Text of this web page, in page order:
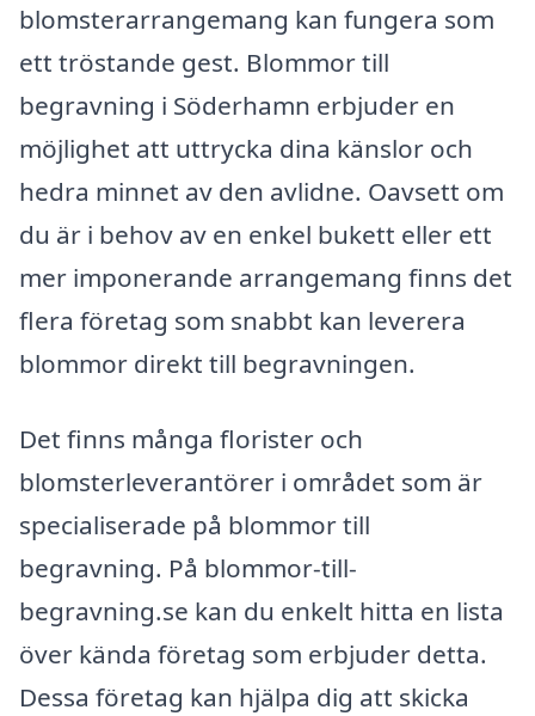
blomsterarrangemang kan fungera som
ett tröstande gest. Blommor till
begravning i Söderhamn erbjuder en
möjlighet att uttrycka dina känslor och
hedra minnet av den avlidne. Oavsett om
du är i behov av en enkel bukett eller ett
mer imponerande arrangemang finns det
flera företag som snabbt kan leverera
blommor direkt till begravningen.
Det finns många florister och
blomsterleverantörer i området som är
specialiserade på blommor till
begravning. På blommor-till-
begravning.se kan du enkelt hitta en lista
över kända företag som erbjuder detta.
Dessa företag kan hjälpa dig att skicka